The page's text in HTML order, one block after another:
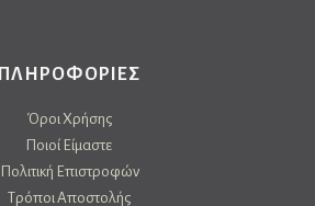
ΠΛΗΡΟΦΟΡΙΕΣ
Όροι Χρήσης
Ποιοί Είμαστε
Πολιτική Επιστροφών
Τρόποι Αποστολής